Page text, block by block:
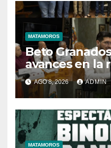
MATAMOROS
Beto
avances en la
del drenaje y
de la JAD
AGO 8, 2026 ADMIN
MATAMOROS